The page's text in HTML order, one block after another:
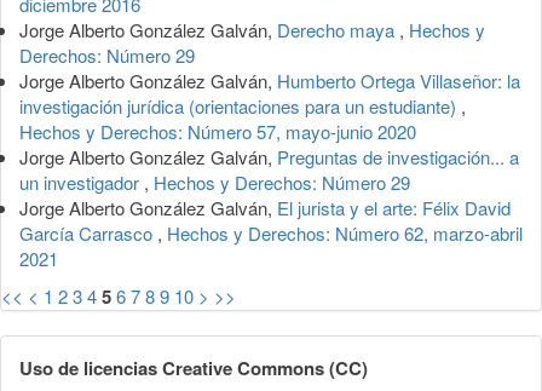
Jorge Alberto González Galván, Derecho maya , Hechos y
Derechos: Número 29
Jorge Alberto González Galván, Humberto Ortega Villaseñor: la
investigación jurídica (orientaciones para un estudiante) ,
Hechos y Derechos: Número 57, mayo-junio 2020
Jorge Alberto González Galván, Preguntas de investigación... a
un investigador , Hechos y Derechos: Número 29
Jorge Alberto González Galván, El jurista y el arte: Félix David
García Carrasco , Hechos y Derechos: Número 62, marzo-abril
2021
<< < 1 23456789 10 > >>
Uso de licencias Creative Commons (CC)